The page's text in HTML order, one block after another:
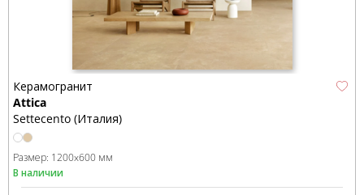
Керамогранит
Attica
Settecento (Италия)
Размер: 1200x600 мм
В наличии